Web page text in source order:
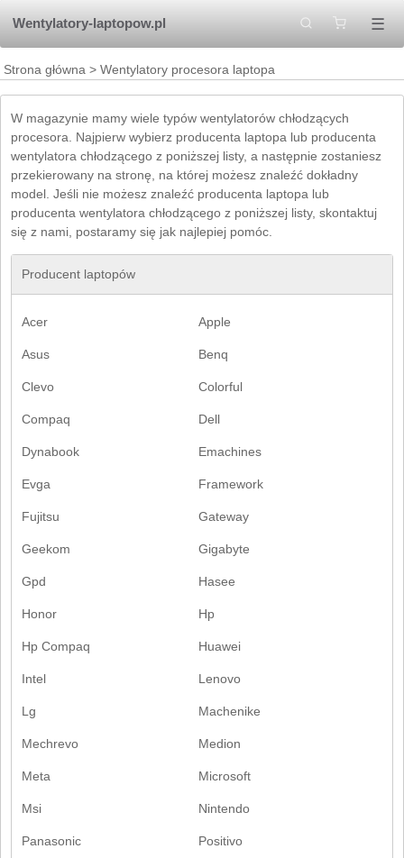
Wentylatory-laptopow.pl ☰
Strona główna > Wentylatory procesora laptopa
W magazynie mamy wiele typów wentylatorów chłodzących
procesora. Najpierw wybierz producenta laptopa lub producenta
wentylatora chłodzącego z poniższej listy, a następnie zostaniesz
przekierowany na stronę, na której możesz znaleźć dokładny
model. Jeśli nie możesz znaleźć producenta laptopa lub
producenta wentylatora chłodzącego z poniższej listy, skontaktuj
się z nami, postaramy się jak najlepiej pomóc.
Producent laptopów
Acer Apple
Asus Benq
Clevo Colorful
Compaq Dell
Dynabook Emachines
Evga Framework
Fujitsu Gateway
Geekom Gigabyte
Gpd Hasee
Honor Hp
Hp Compaq Huawei
Intel Lenovo
Lg Machenike
Mechrevo Medion
Meta Microsoft
Msi Nintendo
Panasonic Positivo